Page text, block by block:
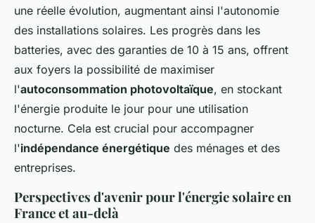
une réelle évolution, augmentant ainsi l'autonomie
des installations solaires. Les progrès dans les
batteries, avec des garanties de 10 à 15 ans, offrent
aux foyers la possibilité de maximiser
l'autoconsommation photovoltaïque, en stockant
l'énergie produite le jour pour une utilisation
nocturne. Cela est crucial pour accompagner
l'indépendance énergétique des ménages et des
entreprises.
Perspectives d'avenir pour l'énergie solaire en
France et au-delà